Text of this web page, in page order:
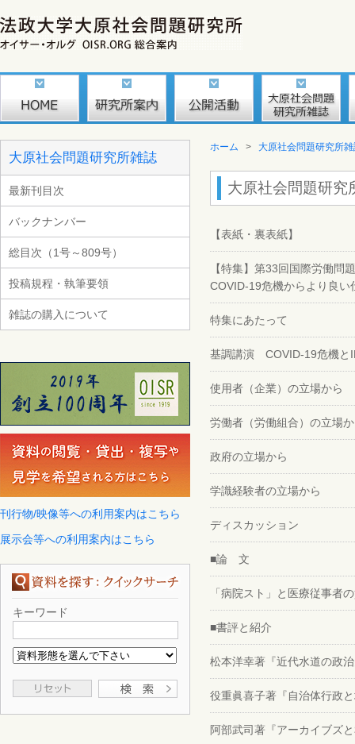
大原社会問題研究所雑誌
最新刊目次
バックナンバー
総目次（1号～809号）
投稿規程・執筆要領
雑誌の購入について
刊行物/映像等への利用案内はこちら
展示会等への利用案内はこちら
キーワード
ホーム > 大原社会問題研究所
大原社会問題研究
【表紙・裏表紙】
【特集】第33回国際労働問
COVID-19危機からより良
特集にあたって
基調講演 COVID-19危機と
使用者（企業）の立場から
労働者（労働組合）の立場
政府の立場から
学識経験者の立場から
ディスカッション
■論 文
「病院スト」と医療従事者
■書評と紹介
松本洋幸著『近代水道の政
役重眞喜子著『自治体行政
阿部武司著『アーカイブズ